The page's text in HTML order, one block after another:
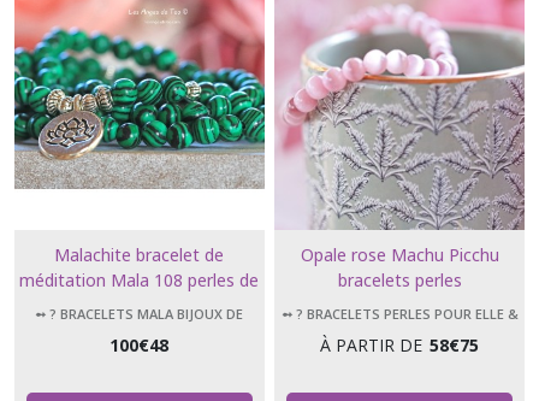
Malachite bracelet de
méditation Mala 108 perles de
6 mm
➻ ? BRACELETS MALA BIJOUX DE
100€48
Opale rose Machu Picchu
bracelets perles
➻ ? BRACELETS PERLES POUR ELLE &
À PARTIR DE 58€75